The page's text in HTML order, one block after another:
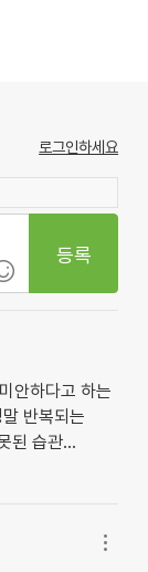
로그인하세요
등록
안하다고 하는
반복되는
된 습관...